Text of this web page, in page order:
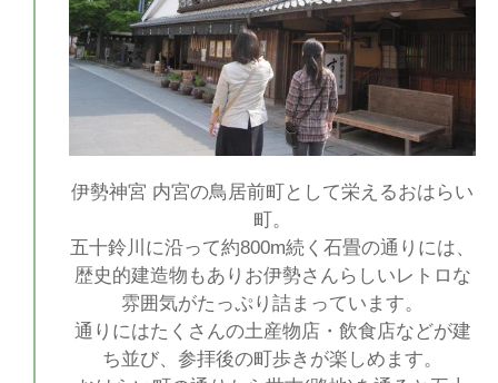
伊勢神宮 内宮の鳥居前町として栄えるおはらい
町。
五十鈴川に沿って約800m続く石畳の通りには、
歴史的建造物もありお伊勢さんらしいレトロな
雰囲気がたっぷり詰まっています。
通りにはたくさんの土産物店・飲食店などが建
ち並び、参拝後の町歩きが楽しめます。